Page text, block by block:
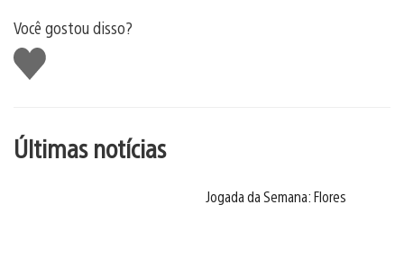
Você gostou disso?
Curtir
Últimas notícias
Jogada da Semana: Flores